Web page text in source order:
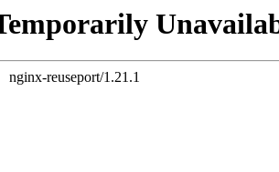
nginx-reuseport/1.21.1